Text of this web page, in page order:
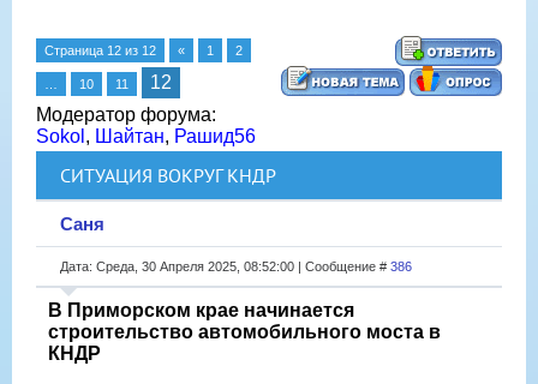
Страница 12 из 12 « 1 2
10 11
12
Модератор форума:
Sokol , Шайтан, Рашид56
СИТУАЦИЯ ВОКРУГ КНДР
Саня
Дата: Среда, 30 Апреля 2025, 08:52:00 | Сообщение # 386
В Приморском крае начинается
строительство автомобильного моста в
КНДР